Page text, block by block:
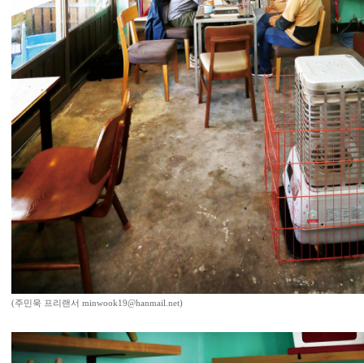
(주민욱 프리랜서 minwook19@hanmail.net)